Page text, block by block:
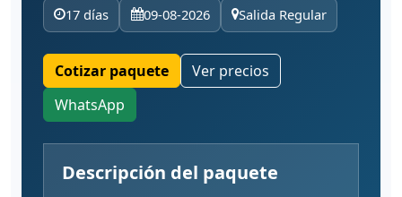
17 días 09-08-2026 Salida Regular
Cotizar paquete
Ver precios
WhatsApp
Descripción del paquete